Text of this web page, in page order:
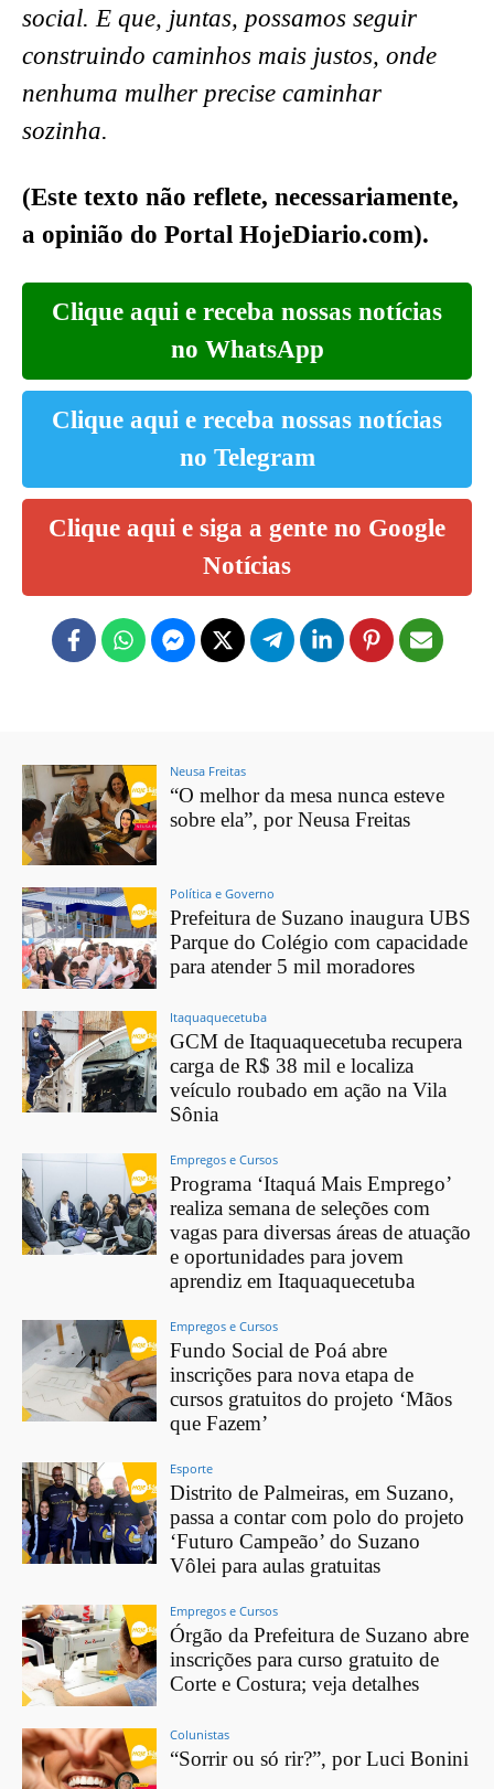
social. E que, juntas, possamos seguir
construindo caminhos mais justos, onde
nenhuma mulher precise caminhar
sozinha.
(Este texto não reflete, necessariamente,
a opinião do Portal HojeDiario.com).
Clique aqui e receba nossas notícias
no WhatsApp
Clique aqui e receba nossas notícias
no Telegram
Clique aqui e siga a gente no Google
Notícias
Neusa Freitas
“O melhor da mesa nunca esteve
sobre ela”, por Neusa Freitas
Política e Governo
Prefeitura de Suzano inaugura UBS
Parque do Colégio com capacidade
para atender 5 mil moradores
Itaquaquecetuba
GCM de Itaquaquecetuba recupera
carga de R$ 38 mil e localiza
veículo roubado em ação na Vila
Sônia
Empregos e Cursos
Programa ‘Itaquá Mais Emprego’
realiza semana de seleções com
vagas para diversas áreas de atuação
e oportunidades para jovem
aprendiz em Itaquaquecetuba
Empregos e Cursos
Fundo Social de Poá abre
inscrições para nova etapa de
cursos gratuitos do projeto ‘Mãos
que Fazem’
Esporte
Distrito de Palmeiras, em Suzano,
passa a contar com polo do projeto
‘Futuro Campeão’ do Suzano
Vôlei para aulas gratuitas
Empregos e Cursos
Órgão da Prefeitura de Suzano abre
inscrições para curso gratuito de
Corte e Costura; veja detalhes
Colunistas
“Sorrir ou só rir?”, por Luci Bonini